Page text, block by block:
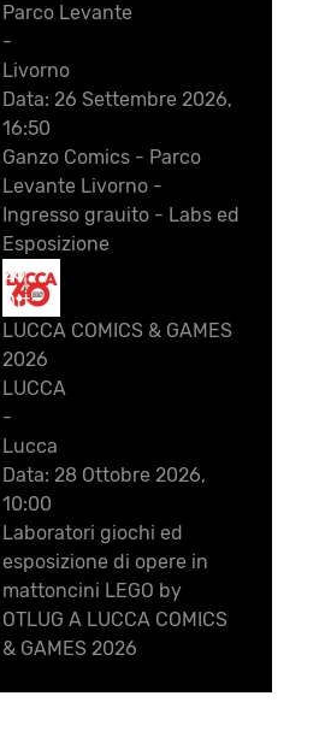
Parco Levante
-
Livorno
Data: 26 Settembre 2026,
16:50
Ganzo Comics - Parco
Levante Livorno -
Ingresso grauito - Labs ed
Esposizione
28
Ott
LUCCA COMICS & GAMES
2026
LUCCA
-
Lucca
Data: 28 Ottobre 2026,
10:00
Laboratori giochi ed
esposizione di opere in
mattoncini LEGO by
OTLUG A LUCCA COMICS
& GAMES 2026